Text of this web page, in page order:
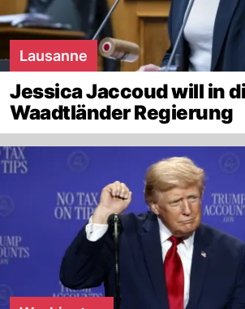
Lausanne
Jessica Jaccoud will in
Waadtländer Regierung